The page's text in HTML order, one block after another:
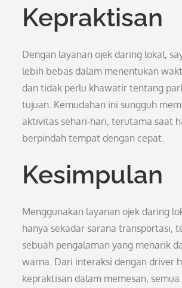
Kepraktisan
Dengan layanan ojek daring lokal,
lebih bebas dalam menentukan
dan tidak perlu khawatir tentang
tujuan. Kemudahan ini sungguh
aktivitas sehari-hari, terutama saat
berpindah tempat dengan cepat.
Kesimpulan
Menggunakan layanan ojek daring
hanya sekadar sarana transportasi,
sebuah pengalaman yang menarik
warna. Dari interaksi dengan driver
kepraktisan dalam memesan,